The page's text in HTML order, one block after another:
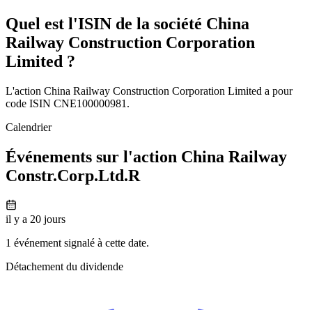
Quel est l'ISIN de la société China
Railway Construction Corporation
Limited ?
L'action China Railway Construction Corporation Limited a pour
code ISIN CNE100000981.
Calendrier
Événements sur l'action China Railway
Constr.Corp.Ltd.R
il y a 20 jours
1 événement signalé à cette date.
Détachement du dividende